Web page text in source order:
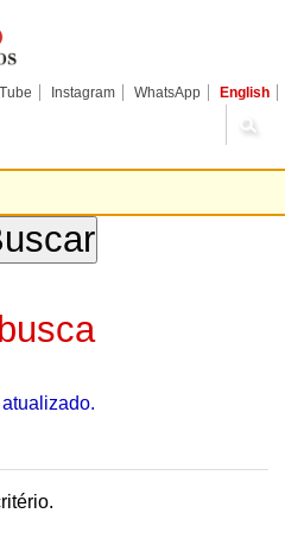
Instagram WhatsApp English